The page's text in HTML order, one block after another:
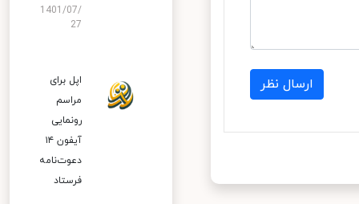
ارسال نظر
1401/07/
27
اپل برای
مراسم
رونمایی
آیفون ۱۴
دعوت‌نامه
فرستاد